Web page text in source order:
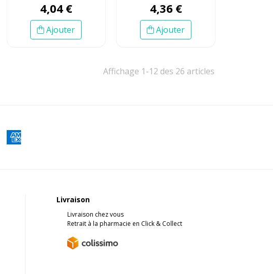
4,04 €
Ajouter
4,36 €
Ajouter
Affichage 1-12 des 26 articles
Livraison
Livraison chez vous
Retrait à la pharmacie en Click & Collect